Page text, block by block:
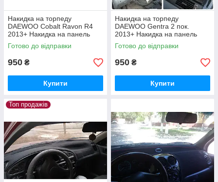
Накидка на торпеду
DAEWOO Cobalt Ravon R4
2013+ Накидка на панель
приладів Деу
Готово до відправки
950 ₴
Купити
Накидка на торпеду
DAEWOO Gentra 2 пок.
2013+ Накидка на панель
приладів Деу
Готово до відправки
950 ₴
Купити
Топ продажів